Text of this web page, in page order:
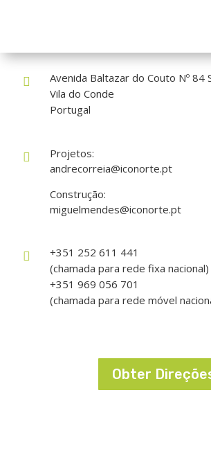

Avenida Baltazar do Couto Nº 84
Vila do Conde
Portugal

Projetos:
andrecorreia@iconorte.pt
Construção:
miguelmendes@iconorte.pt

+351 252 611 441
(chamada para rede fixa nacional)
+351 969 056 701
(chamada para rede móvel
Obter